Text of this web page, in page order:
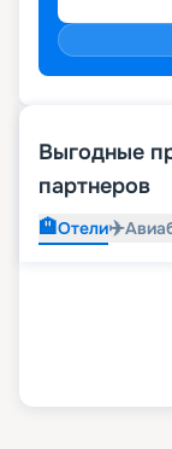
Выгодные
партнеров
🏨Отели✈️